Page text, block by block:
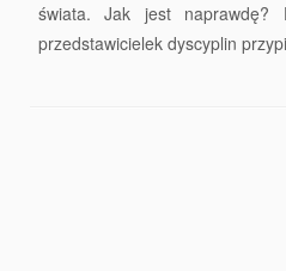
świata. Jak jest naprawdę?
przedstawicielek dyscyplin